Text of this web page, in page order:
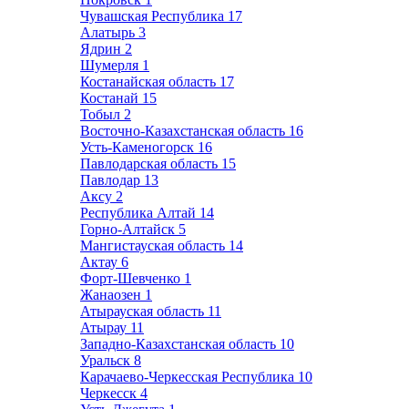
Чувашская Республика 17
Алатырь 3
Ядрин 2
Шумерля 1
Костанайская область 17
Костанай 15
Тобыл 2
Восточно-Казахстанская область 16
Усть-Каменогорск 16
Павлодарская область 15
Павлодар 13
Аксу 2
Республика Алтай 14
Горно-Алтайск 5
Мангистауская область 14
Актау 6
Форт-Шевченко 1
Жанаозен 1
Атырауская область 11
Атырау 11
Западно-Казахстанская область 10
Уральск 8
Карачаево-Черкесская Республика 10
Черкесск 4